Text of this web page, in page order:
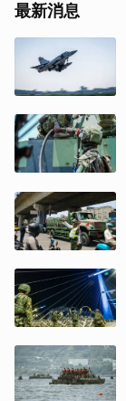
最新消息